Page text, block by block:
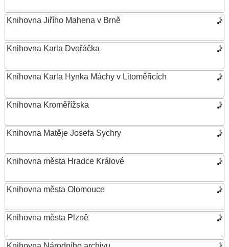
Knihovna Jiřího Mahena v Brně
Knihovna Karla Dvořáčka
Knihovna Karla Hynka Máchy v Litoměřicích
Knihovna Kroměřížska
Knihovna Matěje Josefa Sychry
Knihovna města Hradce Králové
Knihovna města Olomouce
Knihovna města Plzně